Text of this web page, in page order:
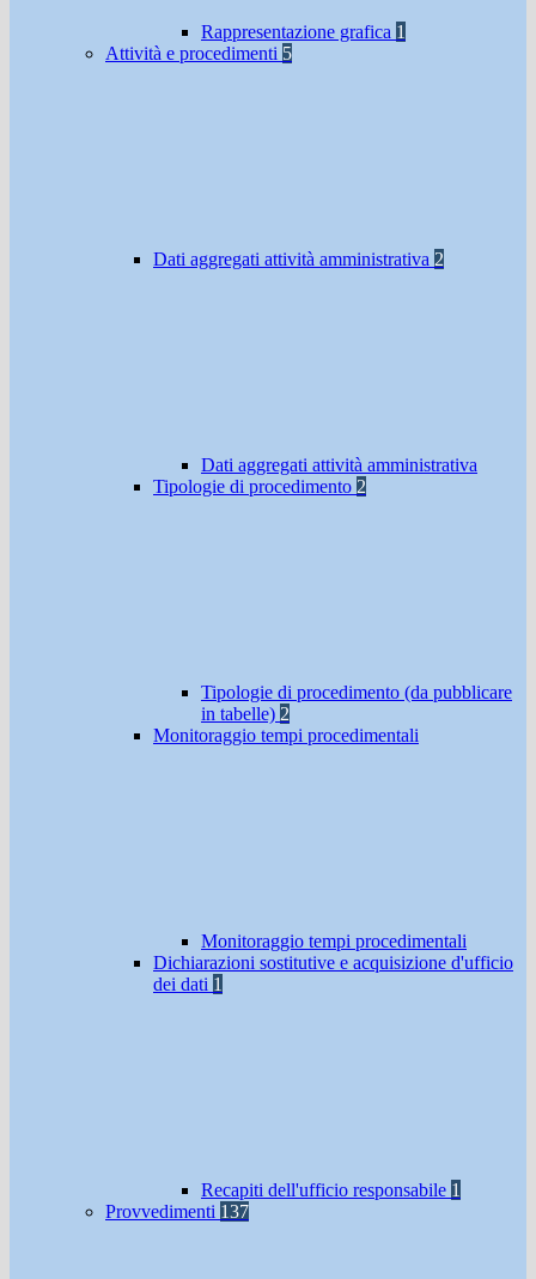
Rappresentazione grafica 1
Attività e procedimenti 5
Dati aggregati attività amministrativa 2
Dati aggregati attività amministrativa
Tipologie di procedimento 2
Tipologie di procedimento (da pubblicare
in tabelle) 2
Monitoraggio tempi procedimentali
Monitoraggio tempi procedimentali
Dichiarazioni sostitutive e acquisizione d'ufficio
dei dati 1
Recapiti dell'ufficio responsabile 1
Provvedimenti 137